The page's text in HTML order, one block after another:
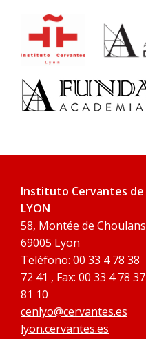
Instituto Cervantes de
LYON
58, Montée de Choulans
69005 Lyon
Teléfono: 00 33 4 78 38
72 41 , Fax: 00 33 4 78 37
81 10
cenlyo@cervantes.es
lyon.cervantes.es